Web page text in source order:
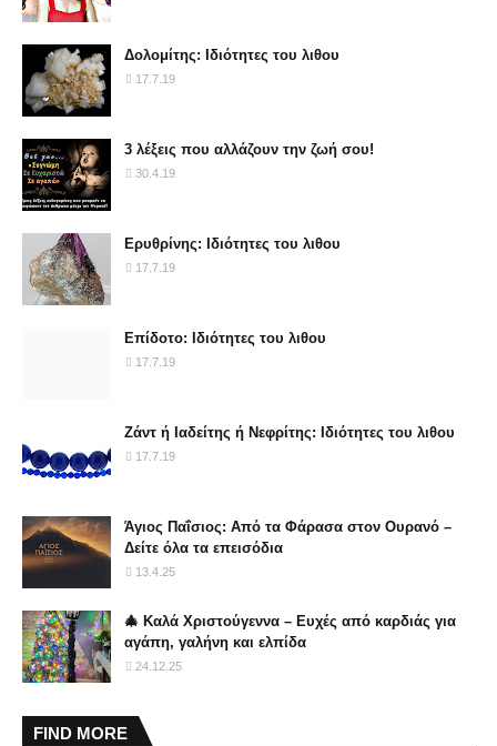
Δολομίτης: Ιδιότητες του λιθου
17.7.19
3 λέξεις που αλλάζουν την ζωή σου!
30.4.19
Ερυθρίνης: Ιδιότητες του λιθου
17.7.19
Επίδοτο: Ιδιότητες του λιθου
17.7.19
Ζάντ ή Ιαδείτης ή Νεφρίτης: Ιδιότητες του λιθου
17.7.19
Άγιος Παΐσιος: Από τα Φάρασα στον Ουρανό –
Δείτε όλα τα επεισόδια
13.4.25
🎄 Καλά Χριστούγεννα – Ευχές από καρδιάς για
αγάπη, γαλήνη και ελπίδα
24.12.25
FIND MORE